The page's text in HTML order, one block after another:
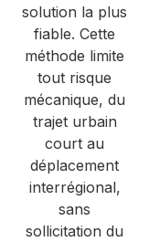
solution la plus
fiable. Cette
méthode limite
tout risque
mécanique, du
trajet urbain
court au
déplacement
interrégional,
sans
sollicitation du